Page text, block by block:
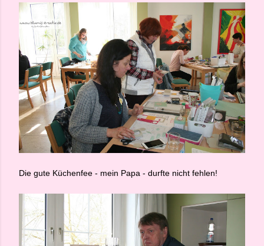
Die gute Küchenfee - mein Papa - durfte nicht fehlen!